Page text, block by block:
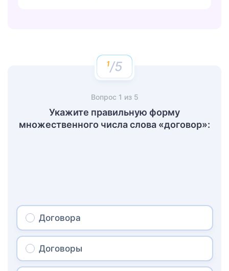
/5
Вопрос 1 из 5
Укажите правильную форму
множественного числа слова «договор»:
Договора
Договоры